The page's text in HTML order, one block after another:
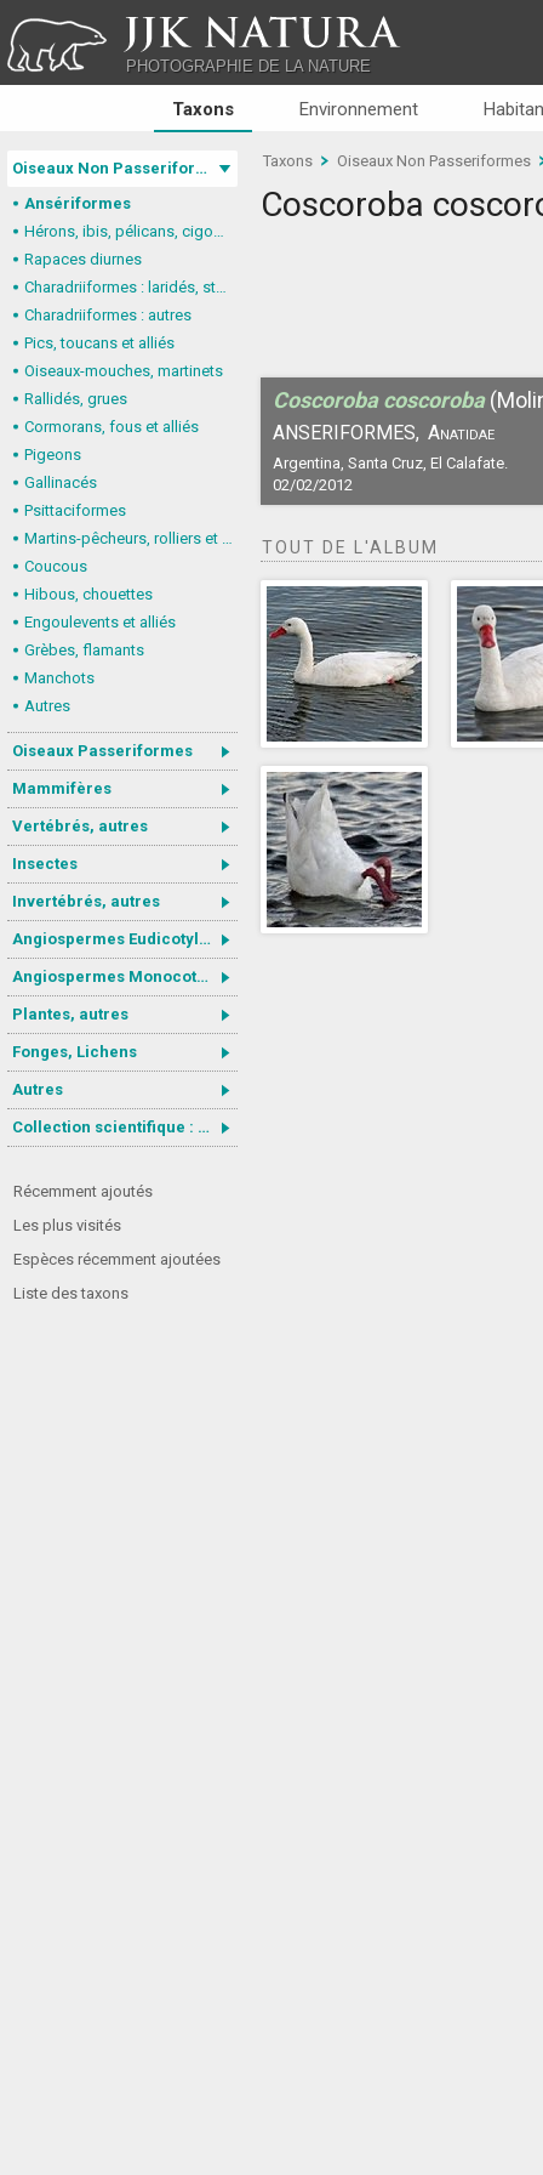
JJK NATURA
PHOTOGRAPHIE DE LA NATURE
Taxons Environnement
Oiseaux Non Passeriformes
Ansériformes
Hérons, ibis, pélicans, cigognes
Rapaces diurnes
Charadriiformes : laridés, stercorariidés, glaréolidés
Charadriiformes : autres
Pics, toucans et alliés
Oiseaux-mouches, martinets
Rallidés, grues
Cormorans, fous et alliés
Pigeons
Gallinacés
Psittaciformes
Martins-pêcheurs, rolliers et alliés
Coucous
Hibous, chouettes
Engoulevents et alliés
Grèbes, flamants
Manchots
Autres
Oiseaux Passeriformes
Mammifères
Vertébrés, autres
Insectes
Invertébrés, autres
Angiospermes Eudicotylédones
Angiospermes Monocotylédones
Plantes, autres
Fonges, Lichens
Autres
Collection scientifique : Gastrotricha
Récemment ajoutés
Les plus visités
Espèces récemment ajoutées
Liste des taxons
Taxons Oiseaux Non Passeriformes
Coscoroba
Coscoroba coscoroba
ANSERIFORMES, Anatidae
Argentina, Santa Cruz, El Calafate.
02/02/2012
TOUT DE L'ALBUM